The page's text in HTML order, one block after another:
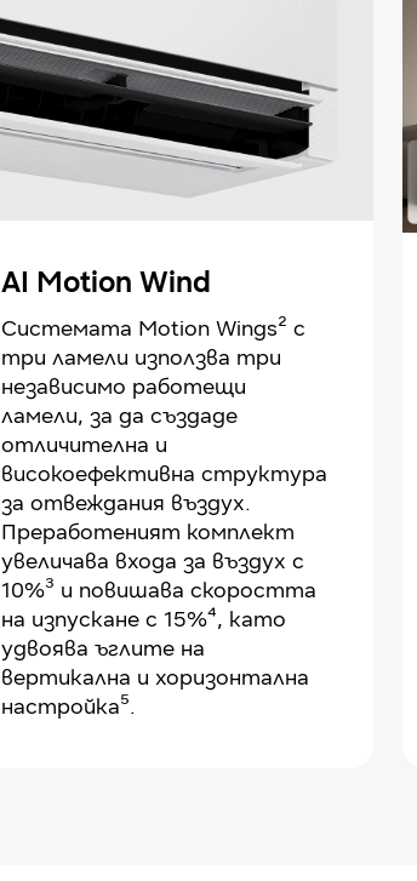
AI Motion Wind
Системата Motion Wings² с
три ламели използва три
независимо работещи
ламели, за да създаде
отличителна и
високоефективна структура
за отвеждания въздух.
Преработеният комплект
увеличава входа за въздух с
10%³ и повишава скоростта
на изпускане с 15%⁴, като
удвоява ъглите на
вертикална и хоризонтална
настройка⁵.